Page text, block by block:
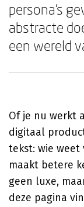
persona's
abstracte
een wereld
Of je nu werkt
digitaal
tekst: wie
maakt betere
geen luxe,
deze pagina